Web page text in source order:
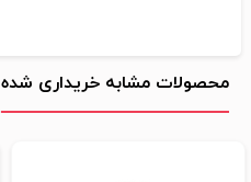
محصولات مشابه خریداری شده